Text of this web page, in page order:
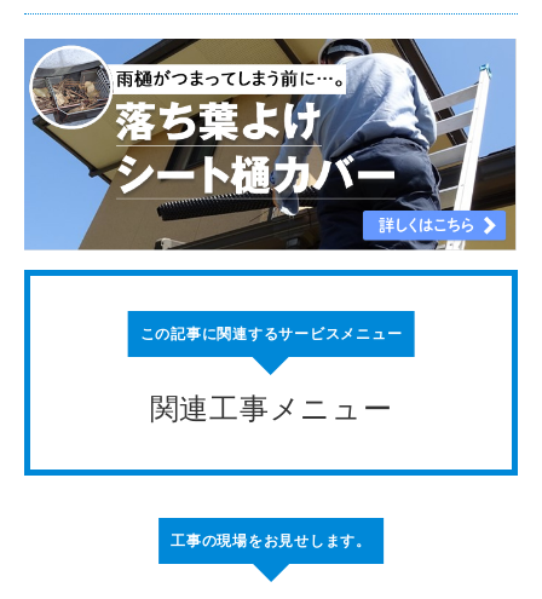
この記事に関連するサービスメニュー
関連工事メニュー
工事の現場をお見せします。